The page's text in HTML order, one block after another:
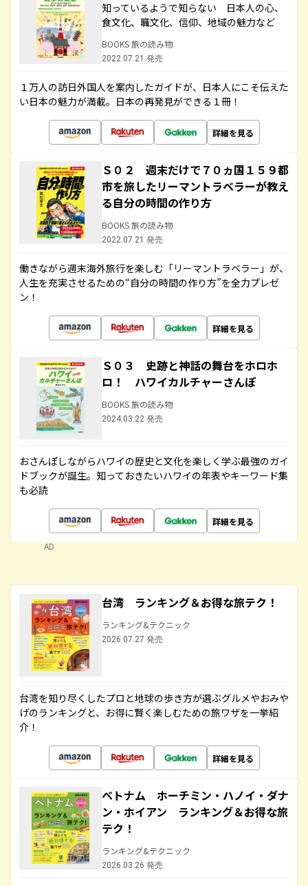
知っているようで知らない 日本人の心、
食文化、職文化、信仰、地域の魅力など
BOOKS 旅の読み物
2022.07.21 発売
１万人の訪日外国人を案内したガイドが、日本人にこそ伝えた
い日本の魅力が満載。日本の再発見ができる１冊！
詳細を見る
Ｓ０２ 週末だけで７０ヵ国１５９都
市を旅したリーマントラベラーが教え
る自分の時間の作り方
BOOKS 旅の読み物
2022.07.21 発売
働きながら週末海外旅行を楽しむ「リーマントラベラー」が、
人生を充実させるための“自分の時間の作り方”を全力プレゼ
ン！
詳細を見る
Ｓ０３ 史跡と神話の舞台をホロホ
ロ！ ハワイカルチャーさんぽ
BOOKS 旅の読み物
2024.03.22 発売
おさんぽしながらハワイの歴史と文化を楽しく学ぶ最強のガイ
ドブックが誕生。知っておきたいハワイの年表やキーワード集
も必読
詳細を見る
AD
台湾 ランキング＆お得な旅テク！
ランキング&テクニック
2026.07.27 発売
台湾を知り尽くしたプロと地球の歩き方が選ぶグルメやおみや
げのランキングと、お得に賢く楽しむための旅ワザを一挙紹
介！
詳細を見る
ベトナム ホーチミン・ハノイ・ダナ
ン・ホイアン ランキング＆お得な旅
テク！
ランキング&テクニック
2026.03.26 発売